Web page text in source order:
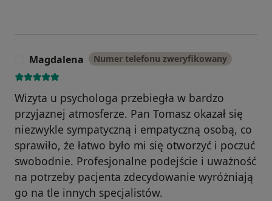
Magdalena Numer telefonu zweryfikowany
Wizyta u psychologa przebiegła w bardzo
przyjaznej atmosferze. Pan Tomasz okazał się
niezwykle sympatyczną i empatyczną osobą, co
sprawiło, że łatwo było mi się otworzyć i poczuć
swobodnie. Profesjonalne podejście i uważność
na potrzeby pacjenta zdecydowanie wyróżniają
go na tle innych specjalistów.